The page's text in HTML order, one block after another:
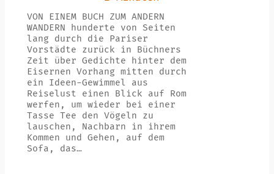
VON EINEM BUCH ZUM ANDERN
WANDERN hunderte von Seiten
lang durch die Pariser
Vorstädte zurück in Büchners
Zeit über Gedichte hinter dem
Eisernen Vorhang mitten durch
ein Ideen-Gewimmel aus
Reiselust einen Blick auf Rom
werfen, um wieder bei einer
Tasse Tee den Vögeln zu
lauschen, Nachbarn in ihrem
Kommen und Gehen, auf dem
Sofa, das…